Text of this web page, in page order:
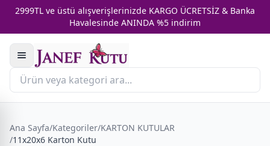
2999TL ve üstü alışverişlerinizde KARGO ÜCRETSİZ & Banka
Havalesinde ANINDA %5 indirim
Ana Sayfa/Kategoriler/KARTON KUTULAR
/11x20x6 Karton Kutu